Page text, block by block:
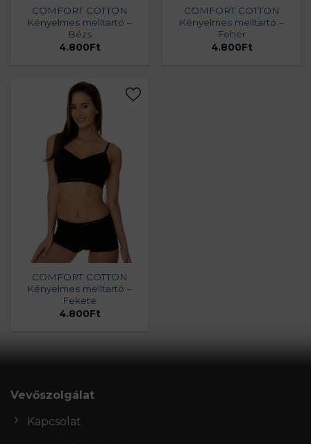
COMFORT COTTON
Kényelmes melltartó –
Bézs
4.800Ft
COMFORT COTTON
Kényelmes melltartó –
Fehér
4.800Ft
COMFORT COTTON
Kényelmes melltartó –
Fekete
4.800Ft
Vevőszolgálat
Kapcsolat